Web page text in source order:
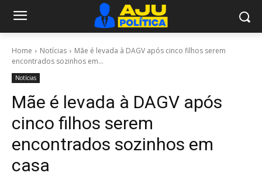
Home Notícias
Mãe é levada à DAGV após cinco filhos serem
encontrados sozinhos em...
Notícias
Mãe é levada à DAGV após
cinco filhos serem
encontrados sozinhos em
casa